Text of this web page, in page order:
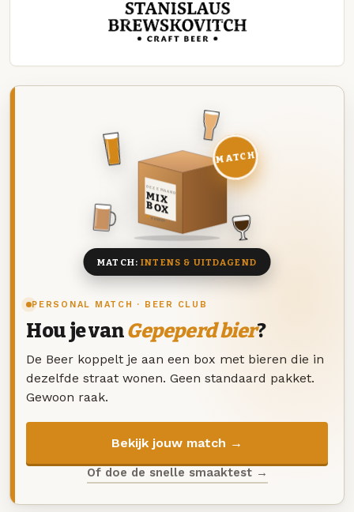
PERSONAL MATCH · BEER CLUB
Hou je vanGepeperd bier?
De Beer koppelt je aan een box met bieren die in
dezelfde straat wonen. Geen standaard pakket.
Gewoon raak.
Bekijk jouw match →
Of doe de snelle smaaktest →
DEZE MAAND
MIX
BOX
8 BIEREN
MATCH
MATCH:INTENS & UITDAGEND